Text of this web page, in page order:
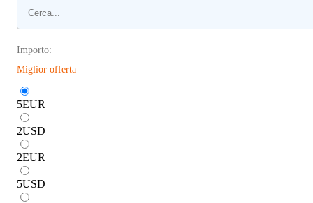
Importo:
Miglior offerta
5EUR
2USD
2EUR
5USD